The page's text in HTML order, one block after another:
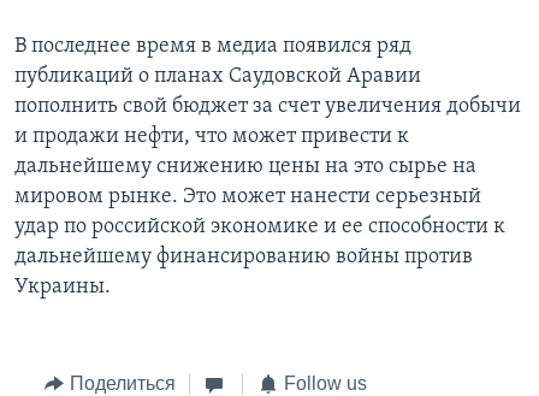
В последнее время в медиа появился ряд
публикаций о планах Саудовской Аравии
пополнить свой бюджет за счет увеличения добычи
и продажи нефти, что может привести к
дальнейшему снижению цены на это сырье на
мировом рынке. Это может нанести серьезный
удар по российской экономике и ее способности к
дальнейшему финансированию войны против
Украины.
Поделиться Follow us